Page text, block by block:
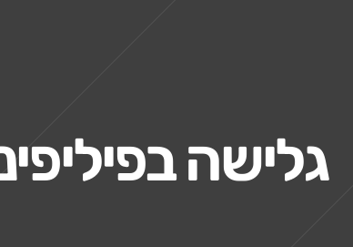
גלישה